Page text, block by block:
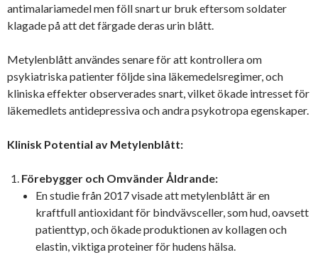
antimalariamedel men föll snart ur bruk eftersom soldater
klagade på att det färgade deras urin blått.
Metylenblått användes senare för att kontrollera om
psykiatriska patienter följde sina läkemedelsregimer, och
kliniska effekter observerades snart, vilket ökade intresset för
läkemedlets antidepressiva och andra psykotropa egenskaper.
Klinisk Potential av Metylenblått:
Förebygger och Omvänder Åldrande:
En studie från 2017 visade att metylenblått är en
kraftfull antioxidant för bindvävsceller, som hud, oavsett
patienttyp, och ökade produktionen av kollagen och
elastin, viktiga proteiner för hudens hälsa.